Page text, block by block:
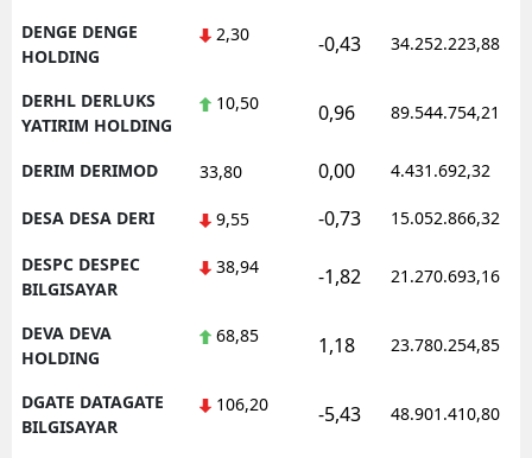
DENGE DENGE
HOLDING
2,30 -0,43 34.252.223,88
DERHL DERLUKS
YATIRIM HOLDING
10,50 0,96 89.544.754,21
DERIM DERIMOD 33,80 0,00 4.431.692,32
DESA DESA DERI 9,55 -0,73 15.052.866,32
DESPC DESPEC
BILGISAYAR
38,94 -1,82 21.270.693,16
DEVA DEVA
HOLDING
68,85 1,18 23.780.254,85
DGATE DATAGATE
BILGISAYAR
106,20 -5,43 48.901.410,80